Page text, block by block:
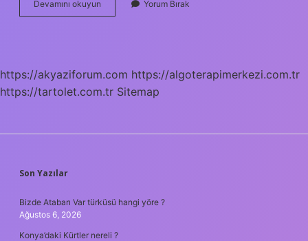
Devamını okuyun
Suyu
Yorum Bırak
https://akyaziforum.com https://algoterapimerkezi.com.tr
https://tartolet.com.tr Sitemap
SIDEBAR
Son Yazılar
Bizde Atabarı Var türküsü hangi yöre ?
Ağustos 6, 2026
Konya’daki Kürtler nereli ?